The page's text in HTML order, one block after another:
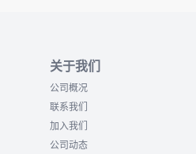
关于我们
公司概况
联系我们
加入我们
公司动态